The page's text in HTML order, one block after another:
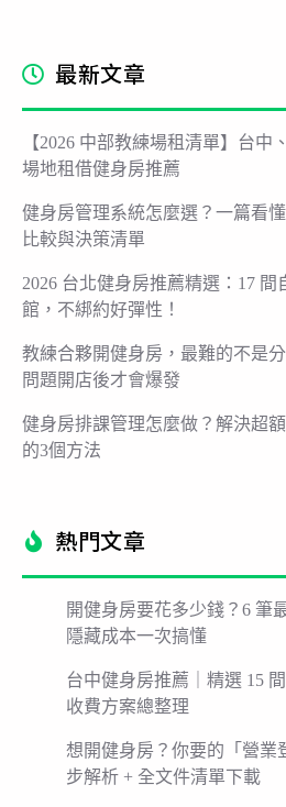
最新文章
【2026 中部教練場租清單】台中
場地租借健身房推薦
健身房管理系統怎麼選？一篇看
比較與決策清單
2026 台北健身房推薦精選：17 間
館，不綁約好彈性！
教練合夥開健身房，最難的不是
問題開店後才會爆發
健身房排課管理怎麼做？解決超
的3個方法
熱門文章​
開健身房要花多少錢？6 筆
隱藏成本一次搞懂
台中健身房推薦｜精選 15
收費方案總整理
想開健身房？你要的「營業
步解析 + 全文件清單下載